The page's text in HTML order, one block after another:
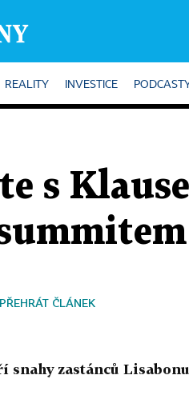
REALITY INVESTICE
s
PŘEHRÁT ČLÁNEK
snahy zastánců